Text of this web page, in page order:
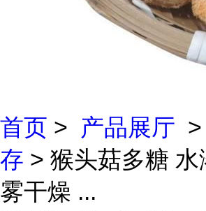
首页 > 产品展厅 >
存 > 猴头菇多糖 水
雾干燥 ...